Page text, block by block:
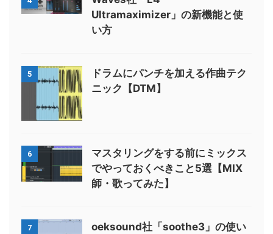
Ultramaximizer」の新機能と使
い方
5
ドラムにパンチを加える作曲テク
ニック【DTM】
6
マスタリングをする前にミックス
でやっておくべきこと5選【MIX
師・歌ってみた】
7
oeksound社「soothe3」の使い